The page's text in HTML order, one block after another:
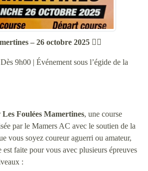
– 26 octobre 2025 🏃‍♀️
9h00 | Événement sous l’égide de la
Les Foulées Mamertines, une course
par le Mamers AC avec le soutien de la
vous soyez coureur aguerri ou amateur,
est faite pour vous avec plusieurs épreuves
: